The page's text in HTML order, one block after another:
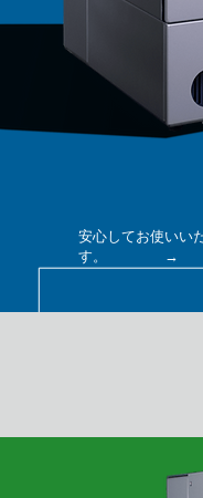
安心してお使いい
す。 →